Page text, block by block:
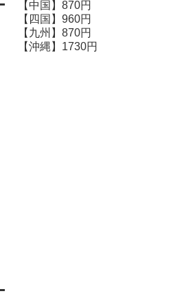
【中国】870円
【四国】960円
【九州】870円
【沖縄】1730円